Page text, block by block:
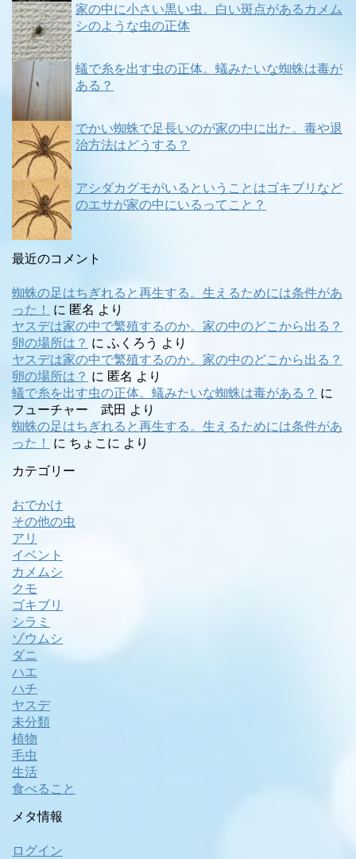
家の中に小さい黒い虫。白い斑点があるカメム
シのような虫の正体
蟻で糸を出す虫の正体。蟻みたいな蜘蛛は毒が
ある？
でかい蜘蛛で足長いのが家の中に出た。毒や退
治方法はどうする？
アシダカグモがいるということはゴキブリなど
のエサが家の中にいるってこと？
最近のコメント
蜘蛛の足はちぎれると再生する。生えるためには条件があ
った！
に 匿名 より
ヤスデは家の中で繁殖するのか。家の中のどこから出る？
卵の場所は？ に ふくろう より
ヤスデは家の中で繁殖するのか。家の中のどこから出る？
卵の場所は？ に 匿名 より
蟻で糸を出す虫の正体。蟻みたいな蜘蛛は毒がある？ に
フューチャー 武田 より
蜘蛛の足はちぎれると再生する。生えるためには条件があ
った！
に ちょこに より
カテゴリー
おでかけ
その他の虫
アリ
イベント
カメムシ
クモ
ゴキブリ
シラミ
ゾウムシ
ダニ
ハエ
ハチ
ヤスデ
未分類
植物
毛虫
生活
食べること
メタ情報
ログイン